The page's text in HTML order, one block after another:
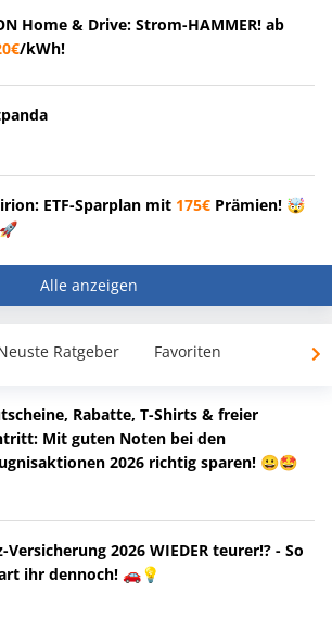
Home & Drive: Strom-HAMMER! ab
/kWh!
ETF-Sparplan mit 175€ Prämien! 🤯
Alle anzeigen
Ratgeber Favoriten
Rabatte, T-Shirts & freier
Mit guten Noten bei den
2026 richtig sparen! 😀🤩
Versicherung 2026 WIEDER teurer!? - So
ihr dennoch! 🚗💡